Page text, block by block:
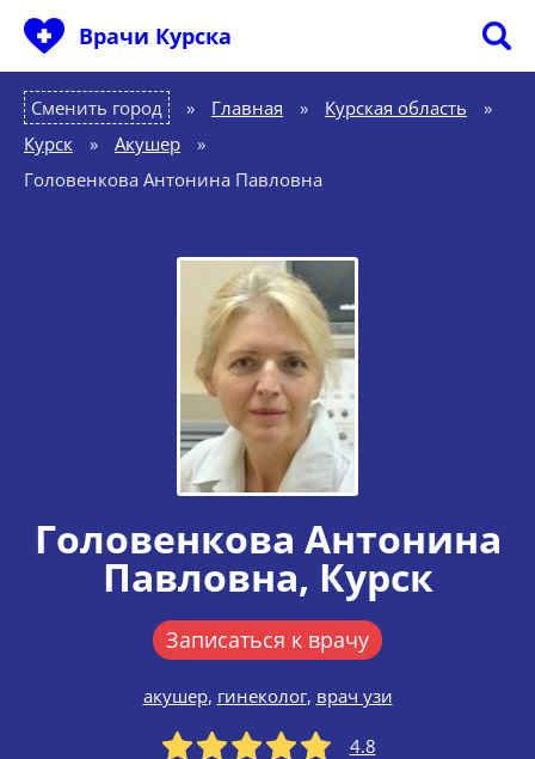
Врачи Курска
Сменить город Главная » Курская область
»
Курск
» Акушер
»
Головенкова Антонина Павловна
Головенкова Антонина
Павловна, Курск
Записаться к врачу
акушер, гинеколог, врач узи
4.8